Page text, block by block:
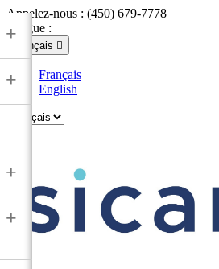
Appelez-nous : (450) 679-7778
Langue :
Français 
Français
English
+
+
+
+